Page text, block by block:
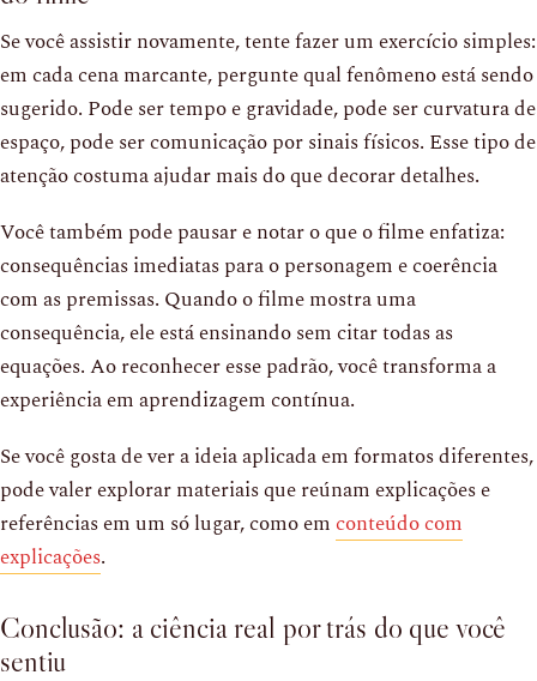
Se você assistir novamente, tente fazer um exercício simples:
em cada cena marcante, pergunte qual fenômeno está sendo
sugerido. Pode ser tempo e gravidade, pode ser curvatura de
espaço, pode ser comunicação por sinais físicos. Esse tipo de
atenção costuma ajudar mais do que decorar detalhes.
Você também pode pausar e notar o que o filme enfatiza:
consequências imediatas para o personagem e coerência
com as premissas. Quando o filme mostra uma
consequência, ele está ensinando sem citar todas as
equações. Ao reconhecer esse padrão, você transforma a
experiência em aprendizagem contínua.
Se você gosta de ver a ideia aplicada em formatos diferentes,
pode valer explorar materiais que reúnam explicações e
referências em um só lugar, como emconteúdo com
explicações.
Conclusão: a ciência real por trás do que você
sentiu